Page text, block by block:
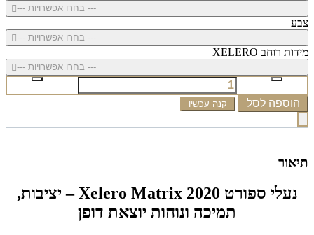
--- בחרו אפשרויות ---
צבע
--- בחרו אפשרויות ---
מידות רוחב XELERO
--- בחרו אפשרויות ---
הוספה לסל קנה עכשיו
תיאור
נעלי ספורט Xelero Matrix 2020 – יציבות,
תמיכה ונוחות יוצאת דופן